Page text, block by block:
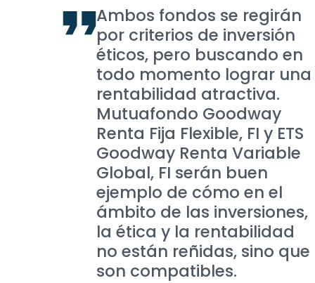
Ambos fondos se regirán
por criterios de inversión
éticos, pero buscando en
todo momento lograr una
rentabilidad atractiva.
Mutuafondo Goodway
Renta Fija Flexible, FI y ETS
Goodway Renta Variable
Global, FI serán buen
ejemplo de cómo en el
ámbito de las inversiones,
la ética y la rentabilidad
no están reñidas, sino que
son compatibles.